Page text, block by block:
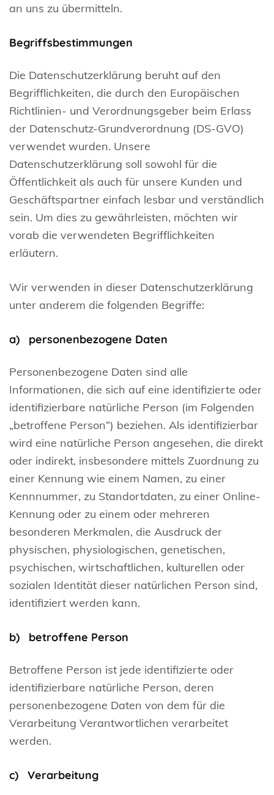
an uns zu übermitteln.
Begriffsbestimmungen
Die Datenschutzerklärung beruht auf den
Begrifflichkeiten, die durch den Europäischen
Richtlinien- und Verordnungsgeber beim Erlass
der Datenschutz-Grundverordnung (DS-GVO)
verwendet wurden. Unsere
Datenschutzerklärung soll sowohl für die
Öffentlichkeit als auch für unsere Kunden und
Geschäftspartner einfach lesbar und verständlich
sein. Um dies zu gewährleisten, möchten wir
vorab die verwendeten Begrifflichkeiten
erläutern.
Wir verwenden in dieser Datenschutzerklärung
unter anderem die folgenden Begriffe:
a) personenbezogene Daten
Personenbezogene Daten sind alle
Informationen, die sich auf eine identifizierte oder
identifizierbare natürliche Person (im Folgenden
„betroffene Person“) beziehen. Als identifizierbar
wird eine natürliche Person angesehen, die direkt
oder indirekt, insbesondere mittels Zuordnung zu
einer Kennung wie einem Namen, zu einer
Kennnummer, zu Standortdaten, zu einer Online-
Kennung oder zu einem oder mehreren
besonderen Merkmalen, die Ausdruck der
physischen, physiologischen, genetischen,
psychischen, wirtschaftlichen, kulturellen oder
sozialen Identität dieser natürlichen Person sind,
identifiziert werden kann.
b) betroffene Person
Betroffene Person ist jede identifizierte oder
identifizierbare natürliche Person, deren
personenbezogene Daten von dem für die
Verarbeitung Verantwortlichen verarbeitet
werden.
c) Verarbeitung